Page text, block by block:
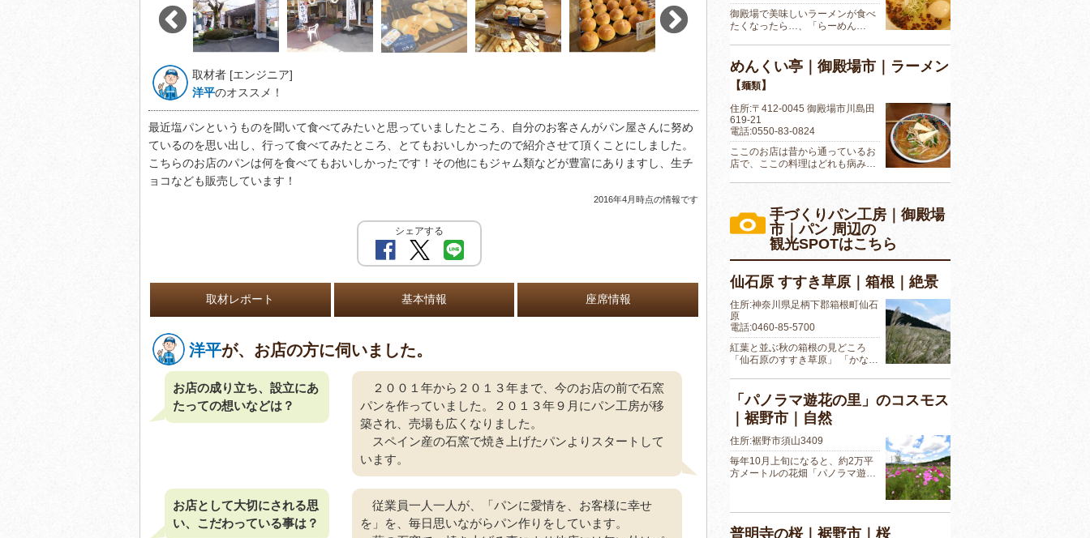
取材者 [エンジニア]
洋平のオススメ！
最近塩パンというものを聞いて食べてみたいと思っていましたところ、自分のお客さんがパン屋さんに努め
ているのを思い出し、行って食べてみたところ、とてもおいしかったので紹介させて頂くことにしました。
こちらのお店のパンは何を食べてもおいしかったです！その他にもジャム類などが豊富にありますし、生チ
ョコなども販売しています！
2016年4月時点の情報です
シェアする
取材レポート 基本情報 座席情報
洋平が、お店の方に伺いました。
お店の成り立ち、設立にあ
たっての想いなどは？
２００１年から２０１３年まで、今のお店の前で石窯
パンを作っていました。２０１３年９月にパン工房が移
築され、売場も広くなりました。
スペイン産の石窯で焼き上げたパンよりスタートして
います。
お店として大切にされる思
い、こだわっている事は？
従業員一人一人が、「パンに愛情を、お客様に幸せ
を」を、毎日思いながらパン作りをしています。
御殿場で美味しいラーメンが食べ
たくなったら…、「らーめん…
めんくい亭｜御殿場市｜ラーメン
【麺類】
住所:〒412-0045 御殿場市川島田
619-21
電話:0550-83-0824
ここのお店は昔から通っているお
店で、ここの料理はどれも病み…
手づくりパン工房｜御殿場
市｜パン 周辺の
観光SPOTはこちら
仙石原 すすき草原｜箱根｜絶景
住所:神奈川県足柄下郡箱根町仙石
原
電話:0460-85-5700
紅葉と並ぶ秋の箱根の見どころ
「仙石原のすすき草原」 「かな…
「パノラマ遊花の里」のコスモス
｜裾野市｜自然
住所:裾野市須山3409
毎年10月上旬になると、約2万平
方メートルの花畑「パノラマ遊…
普明寺の桜｜裾野市｜桜